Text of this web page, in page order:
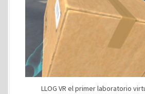
LLOG VR el primer laboratorio